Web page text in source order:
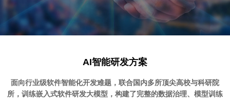
AI智能研发方案
面向行业级软件智能化开发难题，联合国内多所顶尖高校与科研院
所，训练嵌入式软件研发大模型，构建了完整的数据治理、模型训练